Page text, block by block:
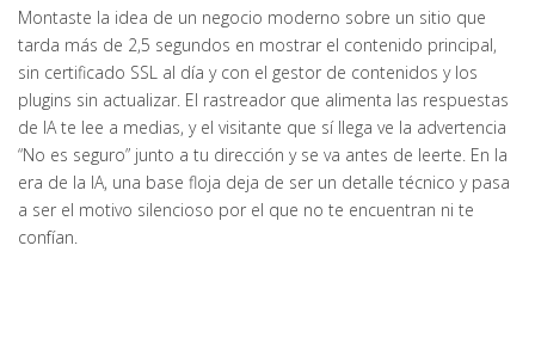
Montaste la idea de un negocio moderno sobre un sitio que
tarda más de 2,5 segundos en mostrar el contenido principal,
sin certificado SSL al día y con el gestor de contenidos y los
plugins sin actualizar. El rastreador que alimenta las respuestas
de IA te lee a medias, y el visitante que sí llega ve la advertencia
“No es seguro” junto a tu dirección y se va antes de leerte. En la
era de la IA, una base floja deja de ser un detalle técnico y pasa
a ser el motivo silencioso por el que no te encuentran ni te
confían.